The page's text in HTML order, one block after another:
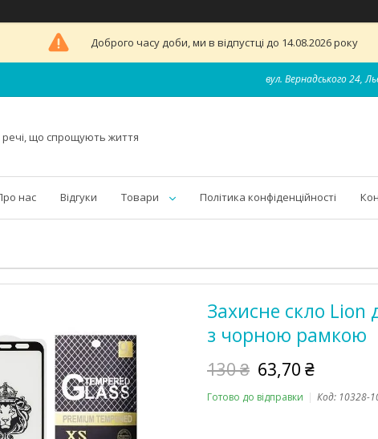
Доброго часу доби, ми в відпустці до 14.08.2026 року
вул. Вернадського 24,
що спрощують життя
нас Відгуки Товари Політика конфіденційності
Захисне скло Lion
з чорною рамкою
130 ₴ 63,70 ₴
Готово до відправки Код: 10328-